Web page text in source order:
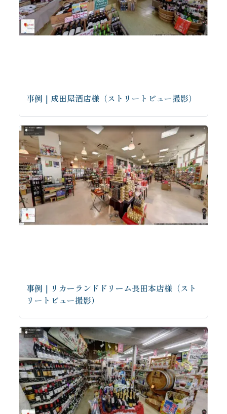
事例｜成田屋酒店様（ストリートビュー撮影）
事例｜リカーランドドリーム長田本店様（スト
リートビュー撮影）